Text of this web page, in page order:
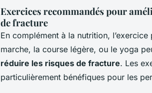
Exercices recommandés pour
de fracture
En complément à la nutrition,
marche, la course légère, ou le yoga
réduire les risques de fracture. Les
particulièrement bénéfiques pour les